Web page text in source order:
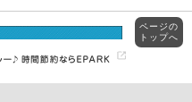
ページの
トップへ